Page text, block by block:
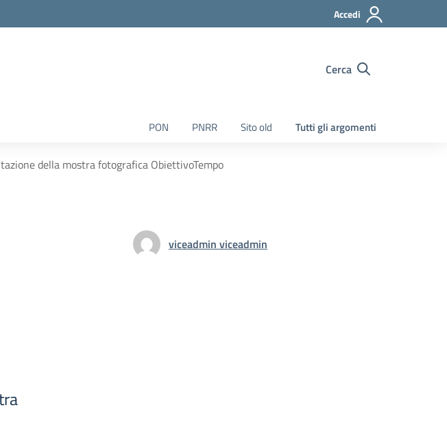
Accedi
Cerca
PON PNRR Sito old Tutti gli argomenti
della mostra fotografica ObiettivoTempo
viceadmin viceadmin